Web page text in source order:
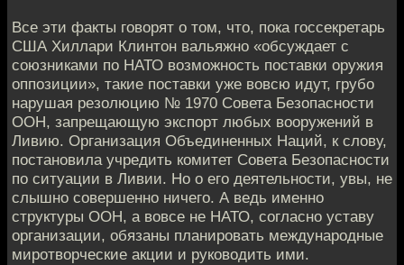
Все эти факты говорят о том, что, пока госсекретарь
США Хиллари Клинтон вальяжно «обсуждает с
союзниками по НАТО возможность поставки оружия
оппозиции», такие поставки уже вовсю идут, грубо
нарушая резолюцию № 1970 Совета Безопасности
ООН, запрещающую экспорт любых вооружений в
Ливию. Организация Объединенных Наций, к слову,
постановила учредить комитет Совета Безопасности
по ситуации в Ливии. Но о его деятельности, увы, не
слышно совершенно ничего. А ведь именно
структуры ООН, а вовсе не НАТО, согласно уставу
организации, обязаны планировать международные
миротворческие акции и руководить ими.